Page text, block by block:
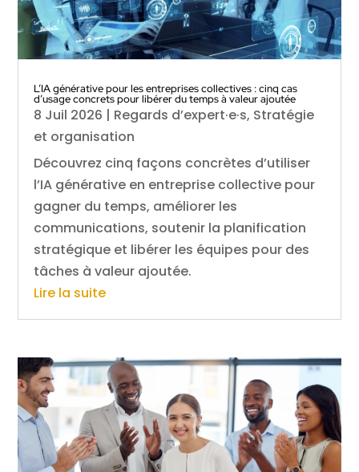
L’IA générative pour les entreprises collectives : cinq cas
d’usage concrets pour libérer du temps à valeur ajoutée
8 Juil 2026 | Regards d’expert·e·s, Stratégie
et organisation
Découvrez cinq façons concrètes d’utiliser
l’IA générative en entreprise collective pour
gagner du temps, améliorer les
communications, soutenir la planification
stratégique et libérer les équipes pour des
tâches à valeur ajoutée.
Lire la suite